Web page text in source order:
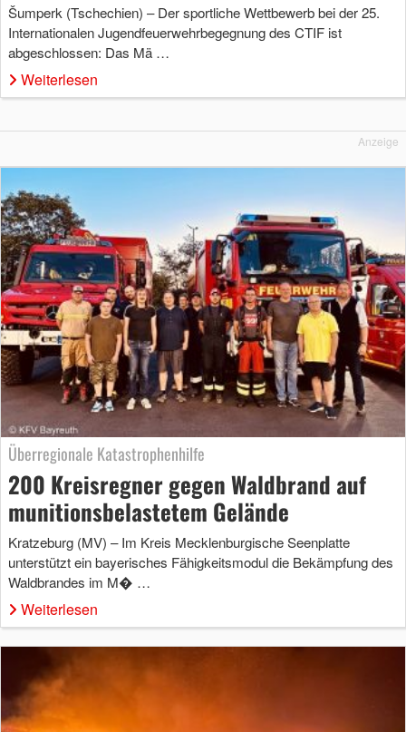
Šumperk (Tschechien) – Der sportliche Wettbewerb bei der 25.
Internationalen Jugendfeuerwehrbegegnung des CTIF ist
abgeschlossen: Das Mä …
Weiterlesen
Anzeige
Überregionale Katastrophenhilfe
200 Kreisregner gegen Waldbrand auf
munitionsbelastetem Gelände
Kratzeburg (MV) – Im Kreis Mecklenburgische Seenplatte
unterstützt ein bayerisches Fähigkeitsmodul die Bekämpfung des
Waldbrandes im M� …
Weiterlesen